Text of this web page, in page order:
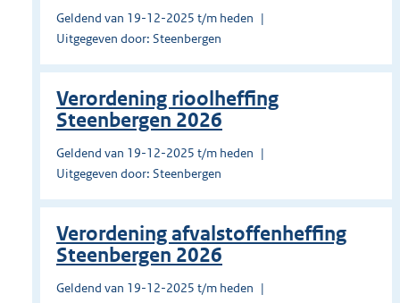
Geldend van 19-12-2025 t/m heden
Uitgegeven door: Steenbergen
Verordening rioolheffing
Steenbergen 2026
Geldend van 19-12-2025 t/m heden
Uitgegeven door: Steenbergen
Verordening afvalstoffenheffing
Steenbergen 2026
Geldend van 19-12-2025 t/m heden